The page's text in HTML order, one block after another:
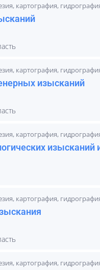
картография,
картография,
изысканий
картография,
изысканий
картография,
картография,